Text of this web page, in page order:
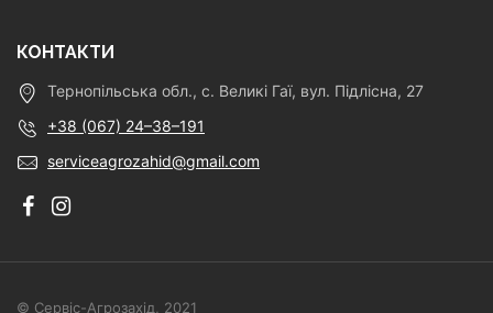
КОНТАКТИ
Тернопільська обл., с. Великі Гаї, вул. Підлісна, 27
+38 (067) 24–38–191
serviceagrozahid@gmail.com
© Сервіс-Агрозахід, 2021